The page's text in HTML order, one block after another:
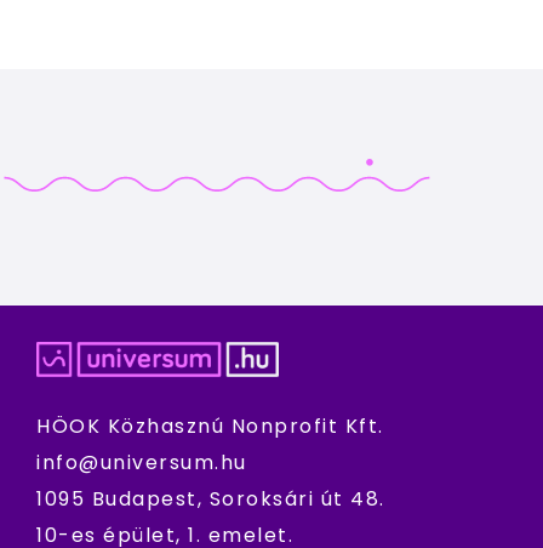
HÖOK Közhasznú Nonprofit Kft.
info@universum.hu
1095 Budapest, Soroksári út 48.
10-es épület, 1. emelet.